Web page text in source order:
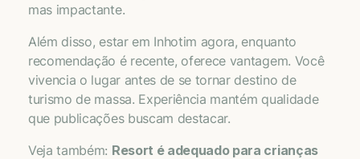
mas impactante.
Além disso, estar em Inhotim agora, enquanto
recomendação é recente, oferece vantagem. Você
vivencia o lugar antes de se tornar destino de
turismo de massa. Experiência mantém qualidade
que publicações buscam destacar.
Veja também: Resort é adequado para crianças